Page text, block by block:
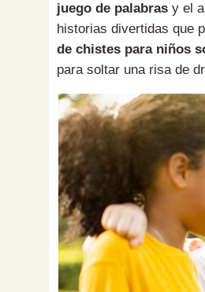
juego de palabras y el
historias divertidas que
de chistes para niños
para soltar una risa de